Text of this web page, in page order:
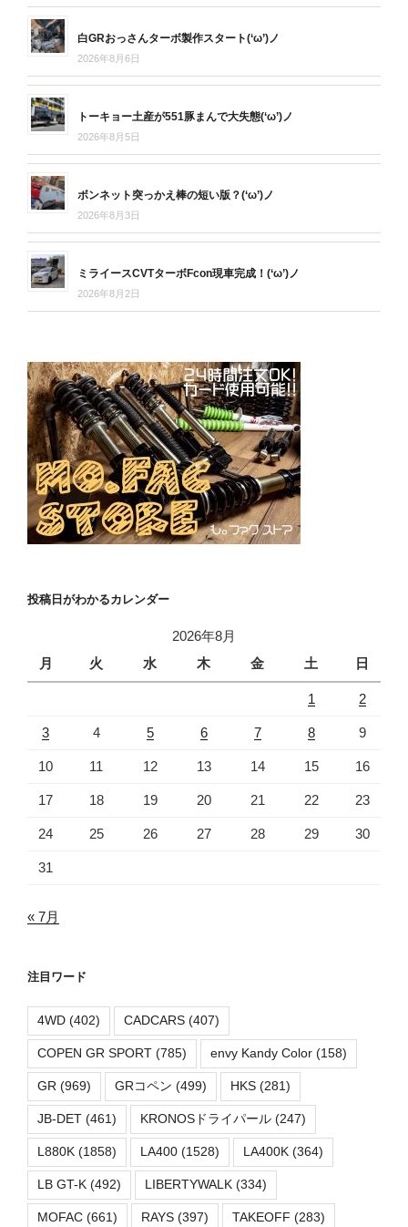
白GRおっさんターボ製作スタート(‘ω’)ノ
2026年8月6日
トーキョー土産が551豚まんで大失態(‘ω’)ノ
2026年8月5日
ボンネット突っかえ棒の短い版？(‘ω’)ノ
2026年8月3日
ミライースCVTターボFcon現車完成！(‘ω’)ノ
2026年8月2日
投稿日がわかるカレンダー
2026年8月
月
火 水 木 金 土 日
1 2
3 4 5 6 7 8 9
10 11 12 13 14 15 16
17 18 19 20 21 22 23
24 25 26 27 28 29 30
31
« 7月
注目ワード
4WD (402) CADCARS (407)
COPEN GR SPORT (785) envy Kandy Color (158)
GR (969) GRコペン (499) HKS (281)
JB-DET (461) KRONOSドライパール (247)
L880K (1858) LA400 (1528) LA400K (364)
LB GT-K (492) LIBERTYWALK (334)
MOFAC (661) RAYS (397) TAKEOFF (283)